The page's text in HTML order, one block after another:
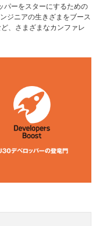
パーをスターにするための
ジニアの生きざまをブース
、さまざまなカンファレ